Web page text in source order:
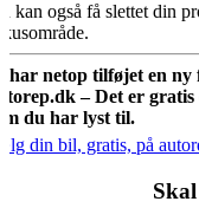
kan også få slettet din
har netop tilføjet en
– Det er
du har lyst til.
din bil, gratis, på